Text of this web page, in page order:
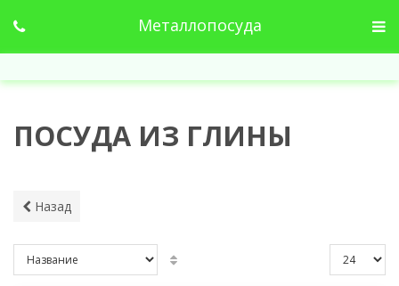
Металлопосуда
ПОСУДА ИЗ ГЛИНЫ
Назад